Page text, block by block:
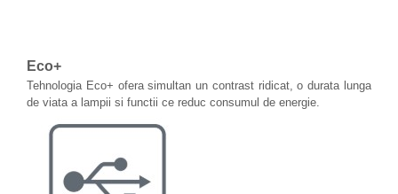
Eco+
Tehnologia Eco+ ofera simultan un contrast ridicat, o durata lunga
de viata a lampii si functii ce reduc consumul de energie.